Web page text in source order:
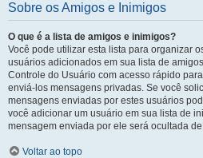
Sobre os Amigos e Inimigos
O que é a lista de amigos e inimigos?
Você pode utilizar esta lista para organizar
usuários adicionados em sua lista de
Controle do Usuário com acesso rápido
enviá-los mensagens privadas. Se você
mensagens enviadas por estes usuários
você adicionar um usuário em sua lista de
mensagem enviada por ele será ocultada
Voltar ao topo